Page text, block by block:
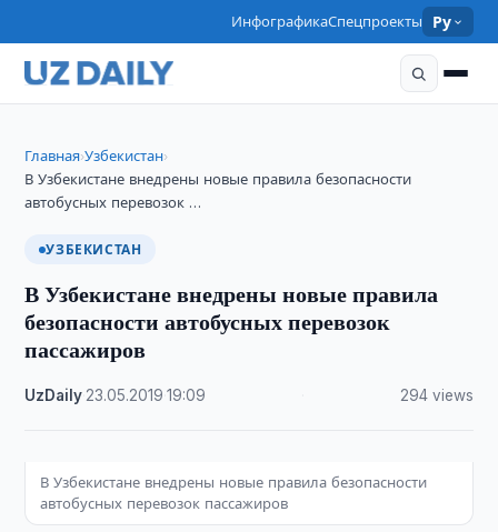
ИнфографикаСпецпроекты Ру
Главная›Узбекистан›
В Узбекистане внедрены новые правила безопасности
автобусных перевозок …
УЗБЕКИСТАН
В Узбекистане внедрены новые правила
безопасности автобусных перевозок
пассажиров
UzDaily 23.05.2019 ·19:09 294 views
В Узбекистане внедрены новые правила безопасности
автобусных перевозок пассажиров